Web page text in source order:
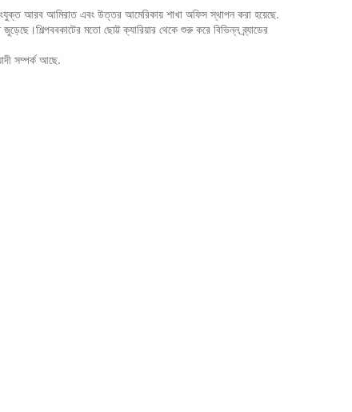
সংযুক্ত আরব আমিরাত এবং উত্তর আমেরিকায় শাখা অফিস স্থাপন করা হয়েছে.
মতো ছোট্ট ক্যারিয়ার থেকে শুরু করে বিভিন্ন ব্র্যাডের
সম্পর্ক আছে.